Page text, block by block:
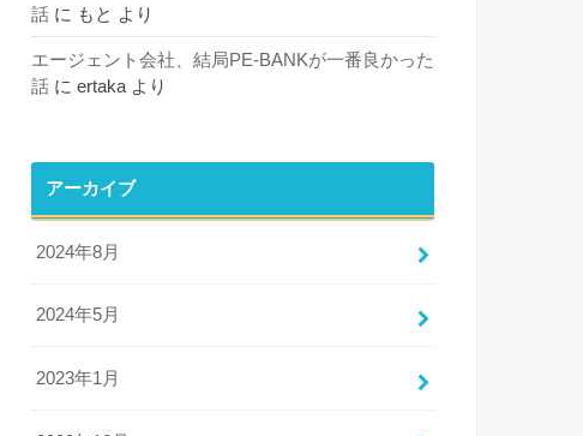
話 に もと より
エージェント会社、結局PE-BANKが一番良かった
話 に ertaka より
アーカイブ
2024年8月
2024年5月
2023年1月